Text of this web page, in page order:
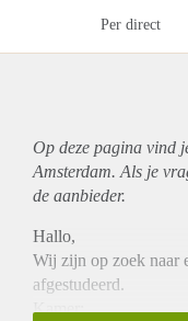
Per direct
Op deze pagina vind
Amsterdam. Als je
de aanbieder.
Hallo,
Wij zijn op zoek naar
afgestudeerd.
Kamer: